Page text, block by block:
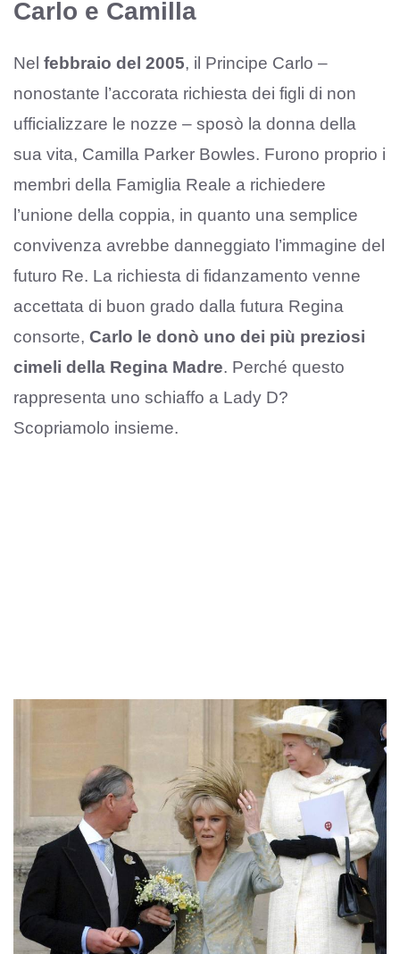
Carlo e Camilla
Nel febbraio del 2005, il Principe Carlo –
nonostante l’accorata richiesta dei figli di non
ufficializzare le nozze – sposò la donna della
sua vita, Camilla Parker Bowles. Furono proprio i
membri della Famiglia Reale a richiedere
l’unione della coppia, in quanto una semplice
convivenza avrebbe danneggiato l’immagine del
futuro Re. La richiesta di fidanzamento venne
accettata di buon grado dalla futura Regina
consorte, Carlo le donò uno dei più preziosi
cimeli della Regina Madre. Perché questo
rappresenta uno schiaffo a Lady D?
Scopriamolo insieme.